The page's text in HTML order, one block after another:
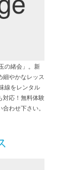
の緒会」。新
細やかなレッス
線をレンタル
対応！無料体験
わせ下さい。